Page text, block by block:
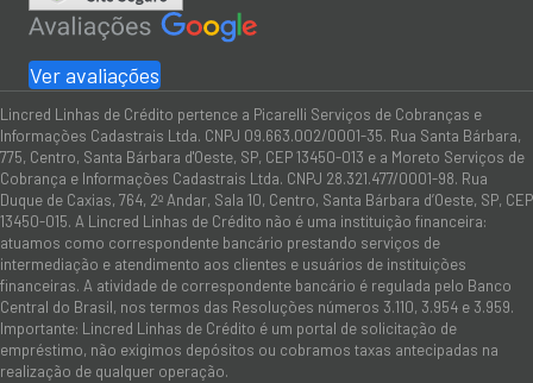
Ver avaliações
Lincred Linhas de Crédito pertence a Picarelli Serviços de Cobranças e
Informações Cadastrais Ltda. CNPJ 09.663.002/0001-35. Rua Santa Bárbara,
775, Centro, Santa Bárbara d'Oeste, SP, CEP 13450-013 e a Moreto Serviços de
Cobrança e Informações Cadastrais Ltda. CNPJ 28.321.477/0001-98. Rua
Duque de Caxias, 764, 2º Andar, Sala 10, Centro, Santa Bárbara d’Oeste, SP, CEP
13450-015. A Lincred Linhas de Crédito não é uma instituição financeira:
atuamos como correspondente bancário prestando serviços de
intermediação e atendimento aos clientes e usuários de instituições
financeiras. A atividade de correspondente bancário é regulada pelo Banco
Central do Brasil, nos termos das Resoluções números 3.110, 3.954 e 3.959.
Importante: Lincred Linhas de Crédito é um portal de solicitação de
empréstimo, não exigimos depósitos ou cobramos taxas antecipadas na
realização de qualquer operação.